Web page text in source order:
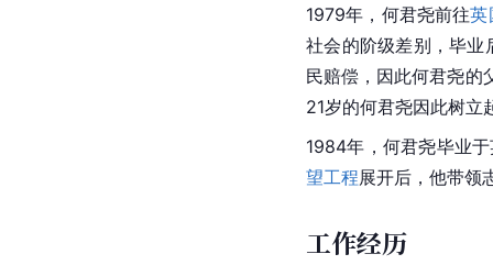
1979年，何君尧前往英
社会的阶级差别，毕业
民赔偿，因此何君尧的
21岁的何君尧因此树立
1984年，何君尧毕业
望工程展开后，他带领
工作经历